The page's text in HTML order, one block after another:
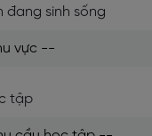
đang sinh sống
tập